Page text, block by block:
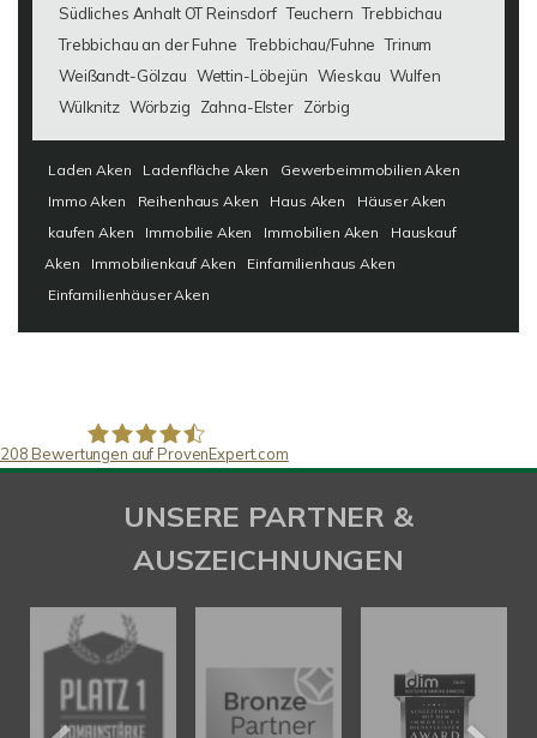
Südliches Anhalt OT Reinsdorf Teuchern Trebbichau
Trebbichau an der Fuhne Trebbichau/Fuhne Trinum
Weißandt-Gölzau Wettin-Löbejün Wieskau Wulfen
Wülknitz Wörbzig Zahna-Elster Zörbig
Laden Aken Ladenfläche Aken
Gewerbeimmobilien Aken
Immo Aken
Reihenhaus Aken Haus Aken
Häuser Aken
kaufen Aken
Immobilie Aken Immobilien Aken
Hauskauf
Aken
Immobilienkauf Aken
Einfamilienhaus Aken
Einfamilienhäuser Aken
SAW Immobilien
208 Bewertungen auf ProvenExpert.com
UNSERE PARTNER &
AUSZEICHNUNGEN